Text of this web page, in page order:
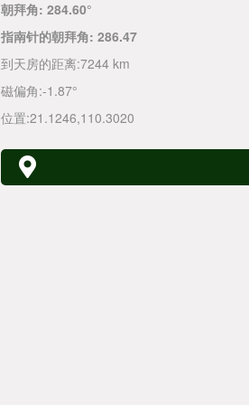
朝拜角: 284.60°
指南针的朝拜角: 286.47
到天房的距离:7244 km
磁偏角:-1.87°
位置:21.1246,110.3020